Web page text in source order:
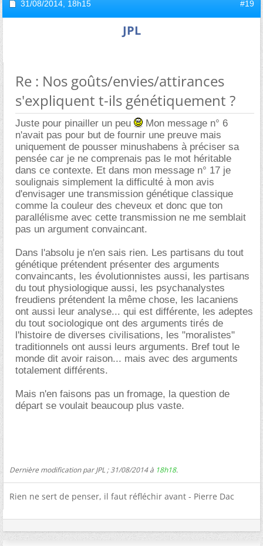
31/08/2014, 18h15 #19
JPL
Re : Nos goûts/envies/attirances
s'expliquent t-ils génétiquement ?
Juste pour pinailler un peu
Mon message n° 6
n'avait pas pour but de fournir une preuve mais
uniquement de pousser minushabens à préciser sa
pensée car je ne comprenais pas le mot héritable
dans ce contexte. Et dans mon message n° 17 je
soulignais simplement la difficulté à mon avis
d'envisager une transmission génétique classique
comme la couleur des cheveux et donc que ton
parallélisme avec cette transmission ne me semblait
pas un argument convaincant.
Dans l'absolu je n'en sais rien. Les partisans du tout
génétique prétendent présenter des arguments
convaincants, les évolutionnistes aussi, les partisans
du tout physiologique aussi, les psychanalystes
freudiens prétendent la même chose, les lacaniens
ont aussi leur analyse... qui est différente, les adeptes
du tout sociologique ont des arguments tirés de
l'histoire de diverses civilisations, les "moralistes"
traditionnels ont aussi leurs arguments. Bref tout le
monde dit avoir raison... mais avec des arguments
totalement différents.
Mais n'en faisons pas un fromage, la question de
départ se voulait beaucoup plus vaste.
Dernière modification par JPL ; 31/08/2014 à 18h18.
Rien ne sert de penser, il faut réfléchir avant - Pierre Dac